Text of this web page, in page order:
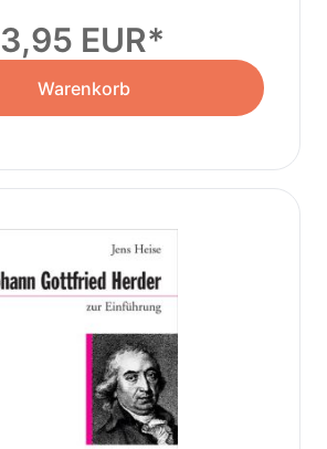
3,95 EUR
Warenkorb